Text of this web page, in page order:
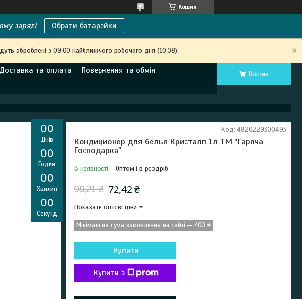
Кошик
заряді Обрати батарейки
оброблені з 09:00 найближчого робочого дня (10.08).
Доставка та оплата
Повернення та обмін
Кошик
00
Днів
00
Годин
00
Хвилин
00
Секунд
Кондиционер для белья Кристалл 1л ТМ "Гаряча
Господарка"
В наявності Оптом і в роздріб
Код: 4820229300493
99,21 ₴ 72,42 ₴
Показати оптові ціни
Мінімальна сума замовлення на сайті — 400 ₴
Купити
Купити з